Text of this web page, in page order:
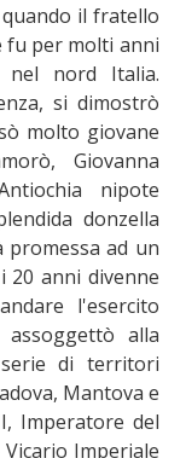
il fratello
fu per molti anni
nel nord Italia.
si dimostrò
molto giovane
Giovanna
nipote
donzella
promessa ad un
20 anni divenne
l'esercito
alla
di territori
Mantova e
Imperatore del
Imperiale